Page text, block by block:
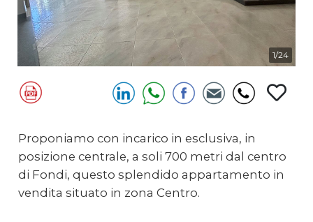
1/24
Proponiamo con incarico in esclusiva, in
posizione centrale, a soli 700 metri dal centro
di Fondi, questo splendido appartamento in
vendita situato in zona Centro.